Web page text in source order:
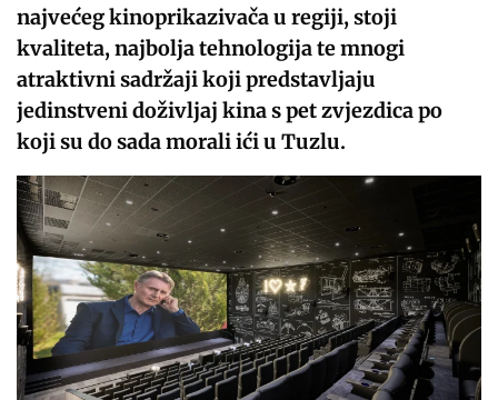
najvećeg kinoprikazivača u regiji, stoji
kvaliteta, najbolja tehnologija te mnogi
atraktivni sadržaji koji predstavljaju
jedinstveni doživljaj kina s pet zvjezdica po
koji su do sada morali ići u Tuzlu.